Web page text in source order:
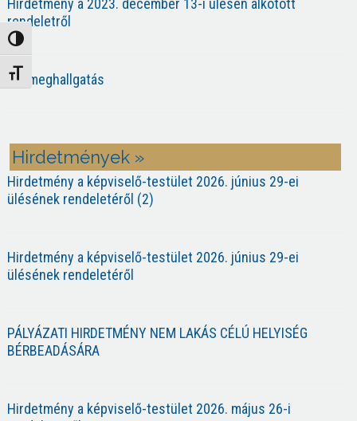
Nagy kontraszt váltása
Betűméret váltása
Hirdetmény a 2023. december 13-i ülésen alkotott
rendeletről
Közmeghallgatás
Hirdetmények »
Hirdetmény a képviselő-testület 2026. június 29-ei
ülésének rendeletéről (2)
Hirdetmény a képviselő-testület 2026. június 29-ei
ülésének rendeletéről
PÁLYÁZATI HIRDETMÉNY NEM LAKÁS CÉLÚ HELYISÉG
BÉRBEADÁSÁRA
Hirdetmény a képviselő-testület 2026. május 26-i